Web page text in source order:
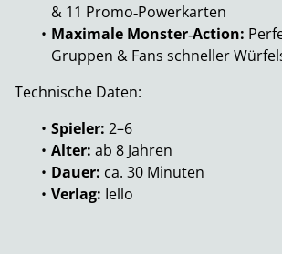
& 11 Promo‑Powerkarten
Maximale Monster‑Action:
Gruppen & Fans schneller
Technische Daten:
Spieler: 2–6
Alter: ab 8 Jahren
Dauer: ca. 30 Minuten
Verlag: Iello